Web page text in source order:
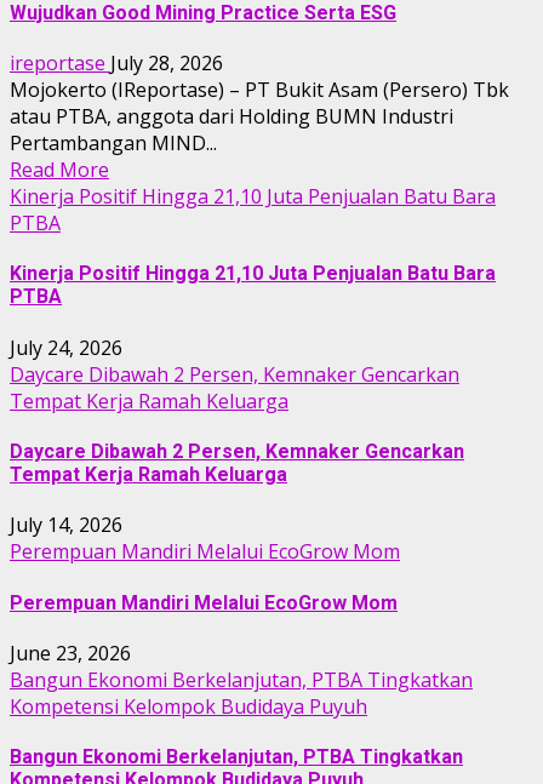
Wujudkan Good Mining Practice Serta ESG
ireportase July 28, 2026
Mojokerto (IReportase) – PT Bukit Asam (Persero) Tbk
atau PTBA, anggota dari Holding BUMN Industri
Pertambangan MIND...
Read More
Kinerja Positif Hingga 21,10 Juta Penjualan Batu Bara
PTBA
Kinerja Positif Hingga 21,10 Juta Penjualan Batu Bara
PTBA
July 24, 2026
Daycare Dibawah 2 Persen, Kemnaker Gencarkan
Tempat Kerja Ramah Keluarga
Daycare Dibawah 2 Persen, Kemnaker Gencarkan
Tempat Kerja Ramah Keluarga
July 14, 2026
Perempuan Mandiri Melalui EcoGrow Mom
Perempuan Mandiri Melalui EcoGrow Mom
June 23, 2026
Bangun Ekonomi Berkelanjutan, PTBA Tingkatkan
Kompetensi Kelompok Budidaya Puyuh
Bangun Ekonomi Berkelanjutan, PTBA Tingkatkan